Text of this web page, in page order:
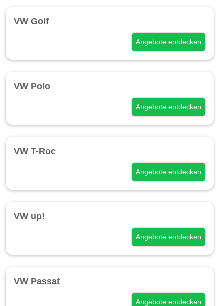
VW Golf
Angebote entdecken
VW Polo
Angebote entdecken
VW T-Roc
Angebote entdecken
VW up!
Angebote entdecken
VW Passat
Angebote entdecken